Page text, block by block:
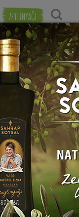
ZEYTİNYAĞI
Popülerlik